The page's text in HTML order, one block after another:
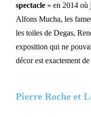
spectacle » en 2014 où
Alfons Mucha, les
les toiles de Degas,
exposition qui ne
décor est exactement
Pierre Roche et